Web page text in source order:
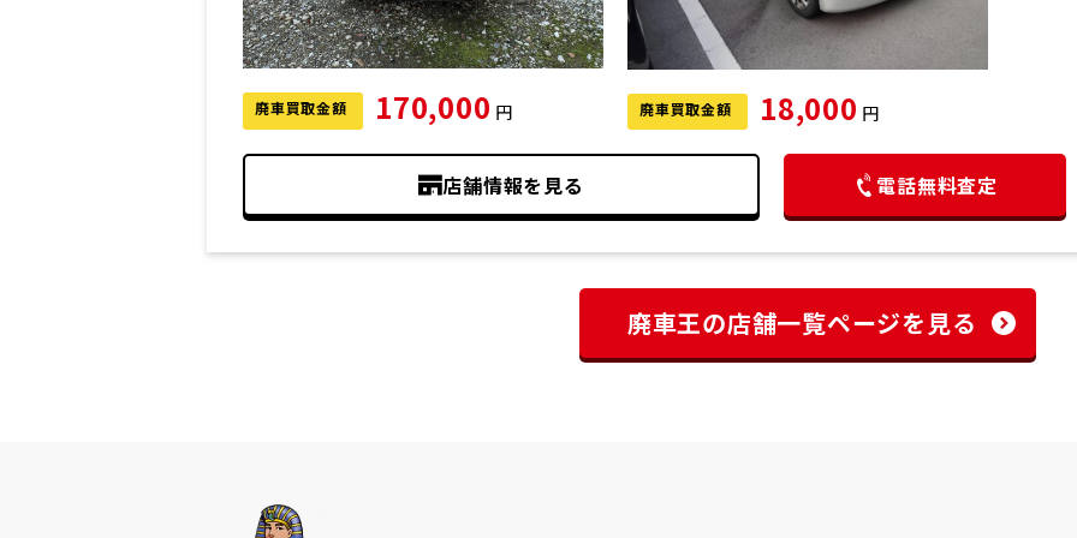
廃車買取金額 170,000 円 廃車買取金額 18,000 円
店舗情報を見る 電話無料査定
廃車王の店舗一覧ページを見る